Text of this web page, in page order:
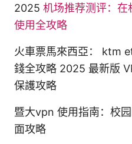
2025 机场推荐测评：在
使用全攻略
火車票馬來西亞： ktm
錢全攻略 2025 最新版
保護攻略
暨大vpn 使用指南：校
面攻略